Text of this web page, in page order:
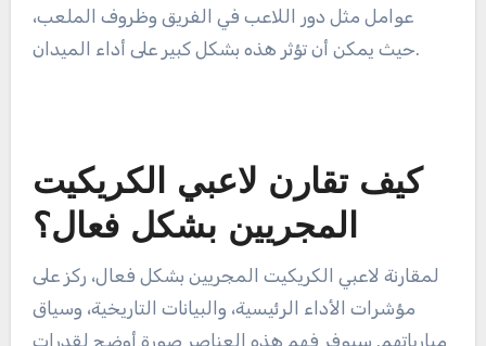
تقييم كفاءة الميدان العامة
اللاعب الدفاعية. في كريكيت المجر، يُعتبر معدل كفاءة
الميدان الذي يزيد عن 75% عمومًا قويًا.
لتقييم كفاءة اللاعب، انظر إلى نسبة الإجراءات الدفاعية
الناجحة إلى إجمالي المحاولات. يمكن أن يساعد ذلك في
تسليط الضوء على اللاعبين الذين يؤدون بشكل جيد